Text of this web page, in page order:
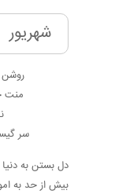
شهریور
منت
سر
دل بستن به
بیش از حد به